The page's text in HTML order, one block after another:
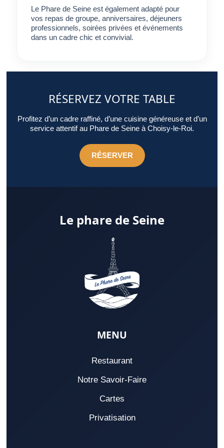
Le Phare de Seine est également adapté pour
vos repas de groupe, anniversaires, déjeuners
professionnels, soirées privées et événements
dans un cadre chic et convivial.
RÉSERVEZ VOTRE TABLE
Profitez d’un cadre raffiné, d’une cuisine généreuse et d’un
service attentif au Phare de Seine à Choisy-le-Roi.
RÉSERVER
Le phare de Seine
MENU
Restaurant
Notre Savoir-Faire
Cartes
Privatisation